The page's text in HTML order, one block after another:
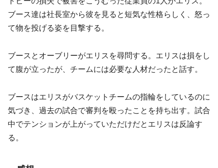
ブース達は社長室から彼を見ると短気な性格らしく、怒っ
て物を投げる姿を目撃する。
ブースとオーブリーがエリスを尋問する。エリスは損をし
て腹が立ったが、チームには必要な人材だったと話す。
ブースはエリスがバスケットチームの指輪をしているのに
気づき、過去の試合で審判を殴ったことを持ち出す。試合
中でテンションが上がっていただけだとエリスは反論す
る。